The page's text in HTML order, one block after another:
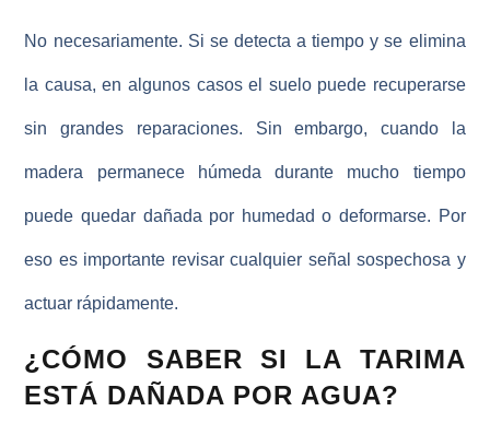
No necesariamente. Si se detecta a tiempo y se elimina
la causa, en algunos casos el suelo puede recuperarse
sin grandes reparaciones. Sin embargo, cuando la
madera permanece húmeda durante mucho tiempo
puede quedar dañada por humedad o deformarse. Por
eso es importante revisar cualquier señal sospechosa y
actuar rápidamente.
¿CÓMO SABER SI LA TARIMA
ESTÁ DAÑADA POR AGUA?